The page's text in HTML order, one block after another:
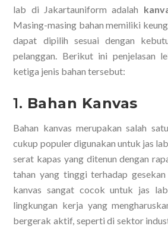
lab di Jakartauniform adalah
Masing-masing bahan memiliki
dapat dipilih sesuai dengan
pelanggan. Berikut ini penjelasan
ketiga jenis bahan tersebut:
1. Bahan Kanvas
Bahan kanvas merupakan salah
cukup populer digunakan untuk jas
serat kapas yang ditenun dengan
tahan yang tinggi terhadap gesekan
kanvas sangat cocok untuk jas
lingkungan kerja yang
bergerak aktif, seperti di sektor